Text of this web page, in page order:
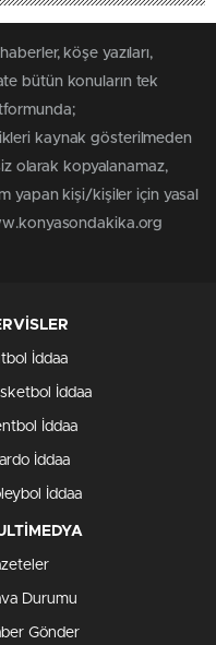
köşe yazıları,
bütün konuların tek
kaynak gösterilmeden
olarak kopyalanamaz,
yapan kişi/kişiler için yasal
İddaa
İddaa
İddaa
İddaa
İddaa
Durumu
Gönder